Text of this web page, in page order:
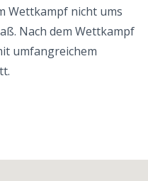
Wettkampf nicht ums
Nach dem Wettkampf
umfangreichem